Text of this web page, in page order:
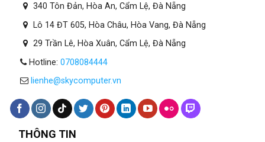
340 Tôn Đản, Hòa An, Cẩm Lệ, Đà Nẵng
Lô 14 ĐT 605, Hòa Châu, Hòa Vang, Đà Nẵng
29 Trần Lê, Hòa Xuân, Cẩm Lệ, Đà Nẵng
Hotline: 0708084444
lienhe@skycomputer.vn
THÔNG TIN